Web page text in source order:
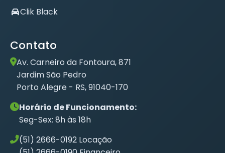
Clik Black
Contato
Av. Carneiro da Fontoura, 871
Jardim São Pedro
Porto Alegre - RS, 91040-170
Horário de Funcionamento:
Seg-Sex: 8h às 18h
(51) 2666-0192 Locação